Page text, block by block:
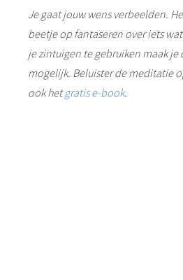
Je gaat jouw wens verbeelden.
beetje op fantaseren over iets
je zintuigen te gebruiken maak je
mogelijk. Beluister de meditatie
ook hetgratis e-book.